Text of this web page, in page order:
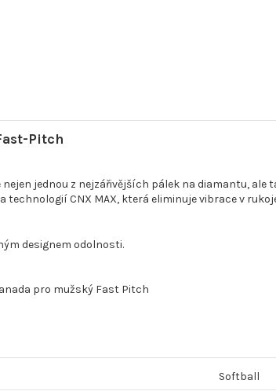
Pitch
jednou z nejzářivějších pálek na diamantu,
CNX MAX, která eliminuje vibrace v
designem odolnosti.
pro mužský Fast Pitch
Softball